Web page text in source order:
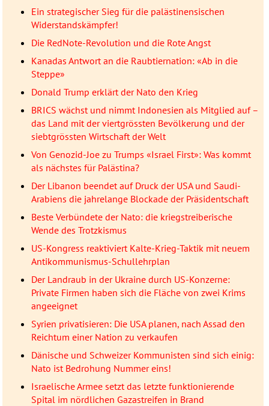
Ein strategischer Sieg für die palästinensischen
Widerstandskämpfer!
Die RedNote-Revolution und die Rote Angst
Kanadas Antwort an die Raubtiernation: «Ab in die
Steppe»
Donald Trump erklärt der Nato den Krieg
BRICS wächst und nimmt Indonesien als Mitglied auf –
das Land mit der viertgrössten Bevölkerung und der
siebtgrössten Wirtschaft der Welt
Von Genozid-Joe zu Trumps «Israel First»: Was kommt
als nächstes für Palästina?
Der Libanon beendet auf Druck der USA und Saudi-
Arabiens die jahrelange Blockade der Präsidentschaft
Beste Verbündete der Nato: die kriegstreiberische
Wende des Trotzkismus
US-Kongress reaktiviert Kalte-Krieg-Taktik mit neuem
Antikommunismus-Schullehrplan
Der Landraub in der Ukraine durch US-Konzerne:
Private Firmen haben sich die Fläche von zwei Krims
angeeignet
Syrien privatisieren: Die USA planen, nach Assad den
Reichtum einer Nation zu verkaufen
Dänische und Schweizer Kommunisten sind sich einig:
Nato ist Bedrohung Nummer eins!
Israelische Armee setzt das letzte funktionierende
Spital im nördlichen Gazastreifen in Brand